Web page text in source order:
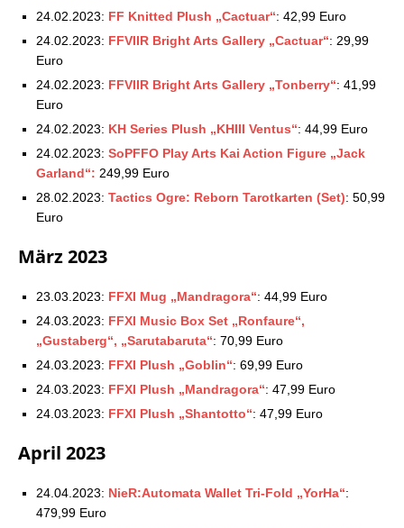
24.02.2023: FF Knitted Plush „Cactuar“: 42,99 Euro
24.02.2023: FFVIIR Bright Arts Gallery „Cactuar“: 29,99
Euro
24.02.2023: FFVIIR Bright Arts Gallery „Tonberry“: 41,99
Euro
24.02.2023: KH Series Plush „KHIII Ventus“: 44,99 Euro
24.02.2023: SoPFFO Play Arts Kai Action Figure „Jack
Garland“: 249,99 Euro
28.02.2023: Tactics Ogre: Reborn Tarotkarten (Set): 50,99
Euro
März 2023
23.03.2023: FFXI Mug „Mandragora“: 44,99 Euro
24.03.2023: FFXI Music Box Set „Ronfaure“,
„Gustaberg“, „Sarutabaruta“: 70,99 Euro
24.03.2023: FFXI Plush „Goblin“: 69,99 Euro
24.03.2023: FFXI Plush „Mandragora“: 47,99 Euro
24.03.2023: FFXI Plush „Shantotto“: 47,99 Euro
April 2023
24.04.2023: NieR:Automata Wallet Tri-Fold „YorHa“:
479,99 Euro